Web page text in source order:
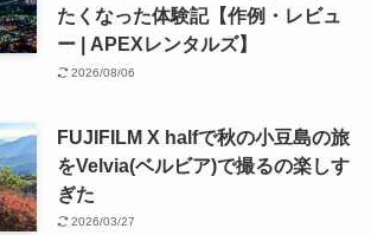
たくなった体験記【作例・レビュ
ー | APEXレンタルズ】
2026/08/06
FUJIFILM X halfで秋の小豆島の旅
をVelvia(ベルビア)で撮るの楽しす
ぎた
2026/03/27